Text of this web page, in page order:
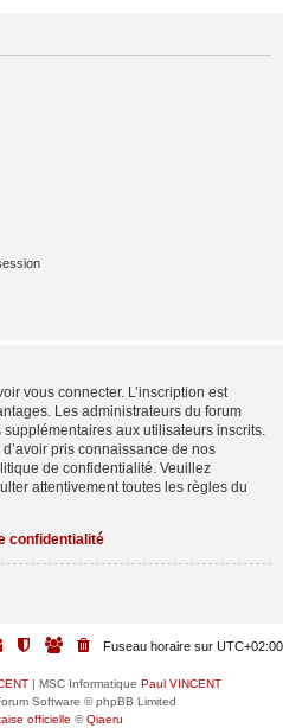
vous connecter. L’inscription est
Les administrateurs du forum
aux utilisateurs inscrits.
pris connaissance de nos
de confidentialité. Veuillez
attentivement toutes les règles du
confidentialité
Fuseau horaire sur UTC+02:00
| MSC Informatique Paul VINCENT
Software © phpBB Limited
officielle ©Qiaeru